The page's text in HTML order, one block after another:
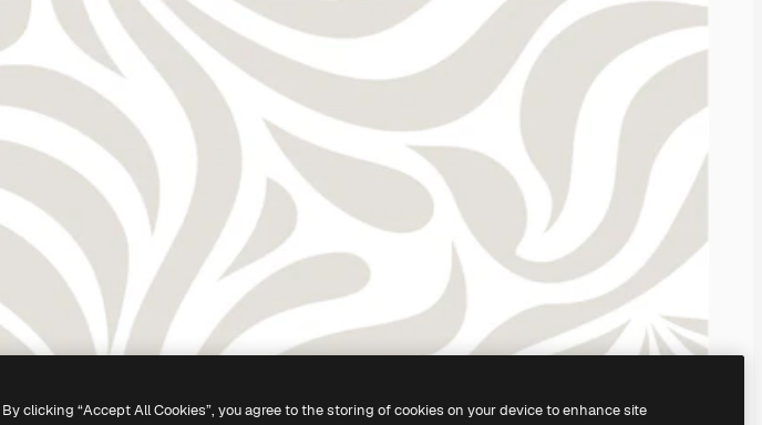
By clicking “Accept All Cookies”, you agree to the storing of cookies on your device to enhance site